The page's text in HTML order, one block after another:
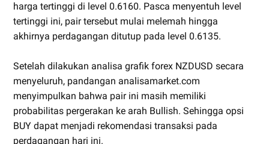
harga tertinggi di level 0.6160. Pasca menyentuh level
tertinggi ini, pair tersebut mulai melemah hingga
akhirnya perdagangan ditutup pada level 0.6135.
Setelah dilakukan analisa grafik forex NZDUSD secara
menyeluruh, pandangan analisamarket.com
menyimpulkan bahwa pair ini masih memiliki
probabilitas pergerakan ke arah Bullish. Sehingga opsi
BUY dapat menjadi rekomendasi transaksi pada
perdagangan hari ini.